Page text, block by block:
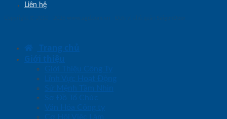
Liên hệ
Trang chủ
Giới thiệu
Giới Thiệu Công Ty
Lĩnh Vực Hoạt Động
Sứ Mệnh Tầm Nhìn
Sơ Đồ Tổ Chức
Văn Hóa Công ty
Cơ Hội Việc Làm